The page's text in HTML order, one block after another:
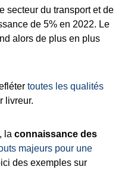
secteur du transport et de
de 5% en 2022. Le
alors de plus en plus
toutes les qualités
livreur.
, la connaissance des
majeurs pour une
des exemples sur